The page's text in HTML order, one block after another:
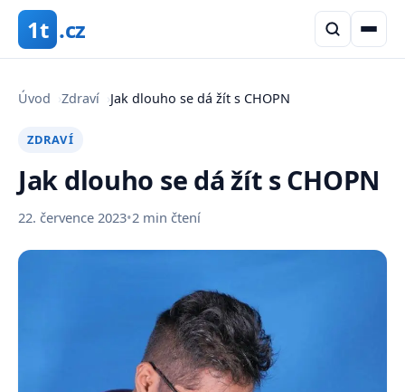
1t .cz
Úvod ›Zdraví ›Jak dlouho se dá žít s CHOPN
ZDRAVÍ
Jak dlouho se dá žít s CHOPN
22. července 2023•2 min čtení